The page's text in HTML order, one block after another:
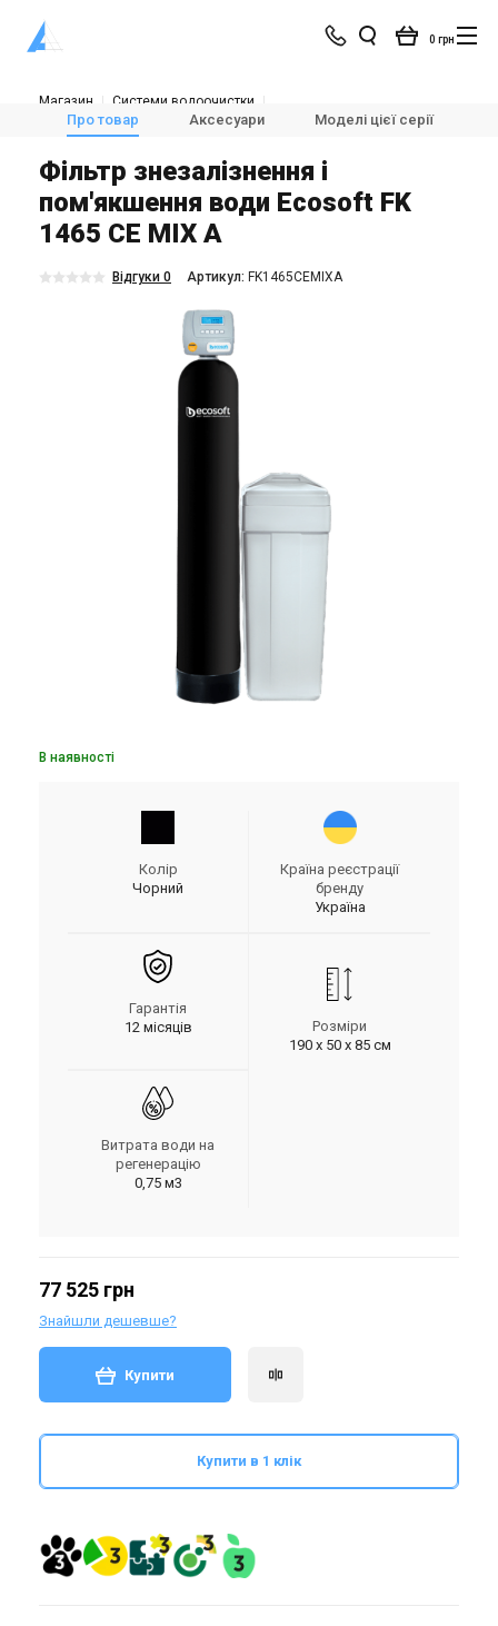
0 грн
Магазин
Системи водоочистки
Очищення води для дому
⛲Фільтри для видалення заліза
Ecosoft FK 1465 CE MIX A
Про товар Аксесуари Моделі цієї серії
Фільтр знезалізнення і
пом'якшення води Ecosoft FK
1465 CE MIX A
Відгуки 0 Aртикул: FK1465CEMIXA
В наявності
Колір
Чорний
Країна реєстрації
бренду
Україна
Гарантія
12 місяців
Розміри
190 х 50 х 85 см
Витрата води на
регенерацію
0,75 м3
77 525 грн
Знайшли дешевше?
Купити
Купити в 1 клік